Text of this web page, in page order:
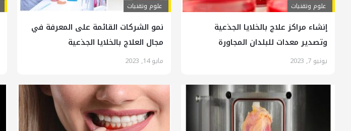
علوم وتقنيات
إنشاء مراكز علاج بالخلايا الجذعية
وتصدير معدات للبلدان المجاورة
يونيو 7, 2023
علوم وتقنيات
نمو الشركات القائمة على المعرفة في
مجال العلاج بالخلايا الجذعية
مايو 14, 2023